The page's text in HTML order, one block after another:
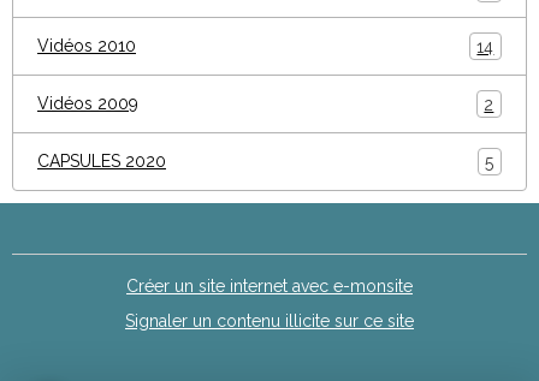
Vidéos 2010 14
Vidéos 2009 2
CAPSULES 2020 5
Créer un site internet avec e-monsite
Signaler un contenu illicite sur ce site